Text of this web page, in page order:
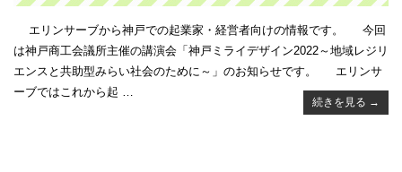
エリンサーブから神戸での起業家・経営者向けの情報です。 今回
は神戸商工会議所主催の講演会「神戸ミライデザイン2022～地域レジリ
エンスと共助型みらい社会のために～」のお知らせです。 エリンサ
ーブではこれから起 …
続きを見る →